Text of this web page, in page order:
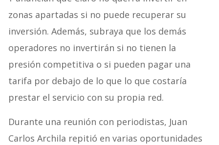
zonas apartadas si no puede recuperar su
inversión. Además, subraya que los demás
operadores no invertirán si no tienen la
presión competitiva o si pueden pagar una
tarifa por debajo de lo que lo que costaría
prestar el servicio con su propia red.
Durante una reunión con periodistas, Juan
Carlos Archila repitió en varias oportunidades